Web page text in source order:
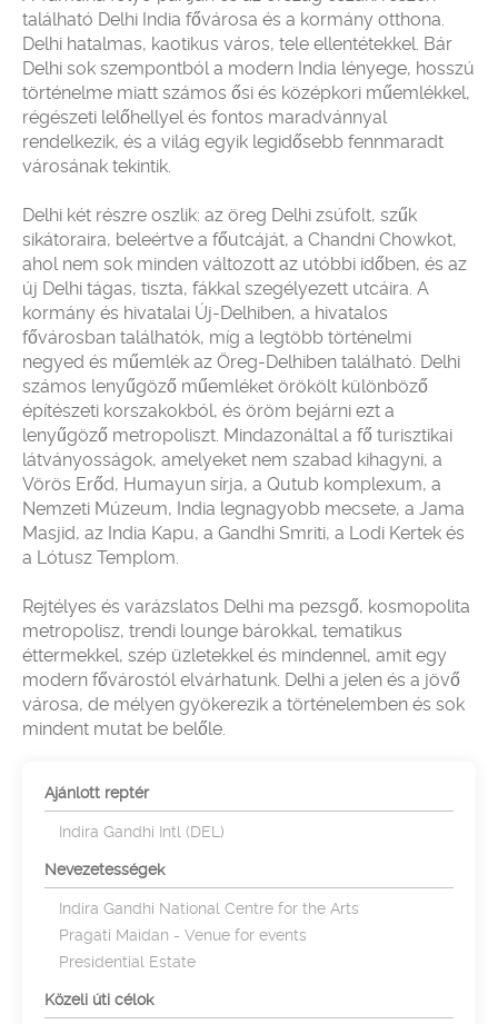
található Delhi India fővárosa és a kormány otthona.
Delhi hatalmas, kaotikus város, tele ellentétekkel. Bár
Delhi sok szempontból a modern India lényege, hosszú
történelme miatt számos ősi és középkori műemlékkel,
régészeti lelőhellyel és fontos maradvánnyal
rendelkezik, és a világ egyik legidősebb fennmaradt
városának tekintik.
Delhi két részre oszlik: az öreg Delhi zsúfolt, szűk
sikátoraira, beleértve a főutcáját, a Chandni Chowkot,
ahol nem sok minden változott az utóbbi időben, és az
új Delhi tágas, tiszta, fákkal szegélyezett utcáira. A
kormány és hivatalai Új-Delhiben, a hivatalos
fővárosban találhatók, míg a legtöbb történelmi
negyed és műemlék az Öreg-Delhiben található. Delhi
számos lenyűgöző műemléket örökölt különböző
építészeti korszakokból, és öröm bejárni ezt a
lenyűgöző metropoliszt. Mindazonáltal a fő turisztikai
látványosságok, amelyeket nem szabad kihagyni, a
Vörös Erőd, Humayun sírja, a Qutub komplexum, a
Nemzeti Múzeum, India legnagyobb mecsete, a Jama
Masjid, az India Kapu, a Gandhi Smriti, a Lodi Kertek és
a Lótusz Templom.
Rejtélyes és varázslatos Delhi ma pezsgő, kosmopolita
metropolisz, trendi lounge bárokkal, tematikus
éttermekkel, szép üzletekkel és mindennel, amit egy
modern fővárostól elvárhatunk. Delhi a jelen és a jövő
városa, de mélyen gyökerezik a történelemben és sok
mindent mutat be belőle.
Ajánlott reptér
Indira Gandhi Intl (DEL)
Nevezetességek
Indira Gandhi National Centre for the Arts
Pragati Maidan - Venue for events
Presidential Estate
Közeli úti célok